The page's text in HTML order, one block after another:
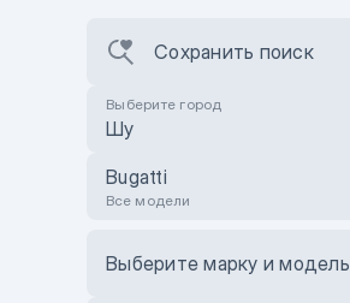
Сохранить поиск
Выберите город
Шу
Bugatti
Все модели
Выберите марку и модель